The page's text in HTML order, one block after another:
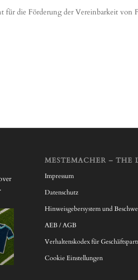
für die Förderung der Vereinbarkeit
MESTEMACHER – THE
Impressum
Datenschutz
Hinweisgebersystem und
AEB / AGB
Verhaltenskodex für
Cookie Einstellungen